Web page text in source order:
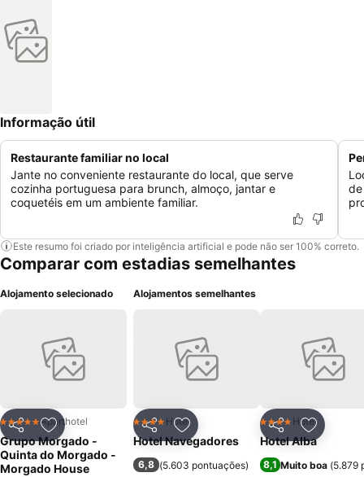
Informação útil
Restaurante familiar no local
Jante no conveniente restaurante do local, que serve
cozinha portuguesa para brunch, almoço, jantar e
coquetéis em um ambiente familiar.
Este resumo foi criado por inteligência artificial e pode não ser 100% correto.
Comparar com estadias semelhantes
Alojamento selecionado
PartilharAdicionar aos favoritos
5 EstrelasAparthotel
Grupo Morgado -
Quinta do Morgado -
Morgado House
Alojamentos semelhantes
PartilharAdicionar aos favoritos
4 EstrelasHotel
Hotel Navegadores
6,8 (5.603 pontuações)
Partilhar
4 EstrelasHotel
Hotel Alba
8,1 Muito boa (5.879